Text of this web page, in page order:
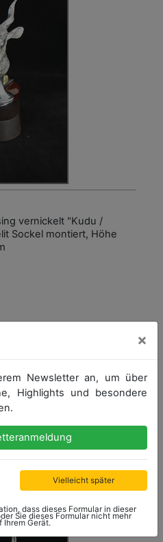
vernickelt "Kudu /
Sockel montiert, Höhe
×
Newsletter an, um über
Highlights und besondere
Vielleicht später
dass dieses Formular in dieser
Sie dieses Formular nicht mehr
Ihrem Gerät.